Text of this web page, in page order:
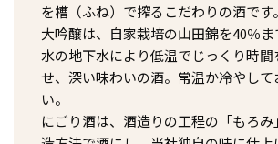
を槽（ふね）で搾るこだわりの酒です。
大吟醸は、自家栽培の山田錦を40％
水の地下水により低温でじっくり時間
せ、深い味わいの酒。常温か冷やして
い。
にごり酒は、酒造りの工程の「もろ